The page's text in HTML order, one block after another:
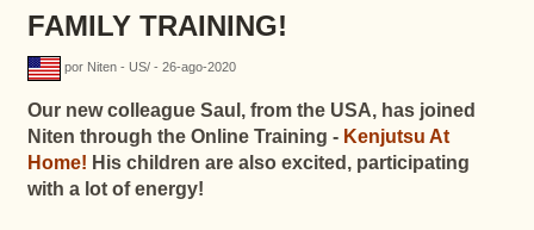
FAMILY TRAINING!
por Niten - US/ - 26-ago-2020
Our new colleague Saul, from the USA, has joined
Niten through the Online Training - Kenjutsu At
Home! His children are also excited, participating
with a lot of energy!